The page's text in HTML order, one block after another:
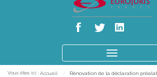
le
Vous êtes ici : Accueil Rénovation de la déclaration